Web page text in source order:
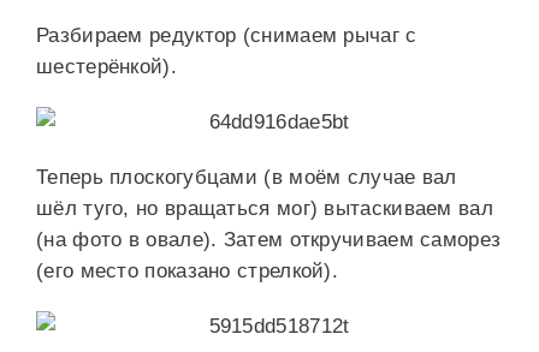
Разбираем редуктор (снимаем рычаг с
шестерёнкой).
Теперь плоскогубцами (в моём случае вал
шёл туго, но вращаться мог) вытаскиваем вал
(на фото в овале). Затем откручиваем саморез
(его место показано стрелкой).